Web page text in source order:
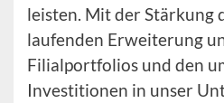
leisten. Mit der Stärkung
laufenden Erweiterung
Filialportfolios und den
Investitionen in unser